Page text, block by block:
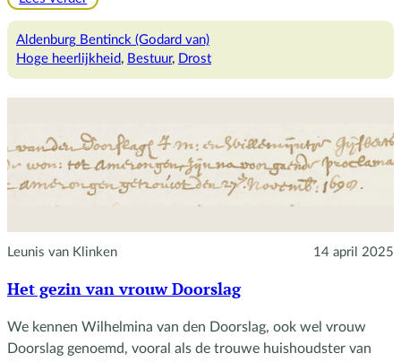
bestuur
in
Aldenburg Bentinck (Godard van)
Hoge heerlijkheid, Bestuur, Drost
Leunis van Klinken 14 april 2025
Het gezin van vrouw Doorslag
We kennen Wilhelmina van den Doorslag, ook wel vrouw
Doorslag genoemd, vooral als de trouwe huishoudster van